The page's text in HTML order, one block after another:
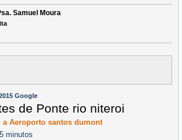
Samuel Moura
Google
de Ponte rio niteroi
a Aeroporto santos dumont
minutos